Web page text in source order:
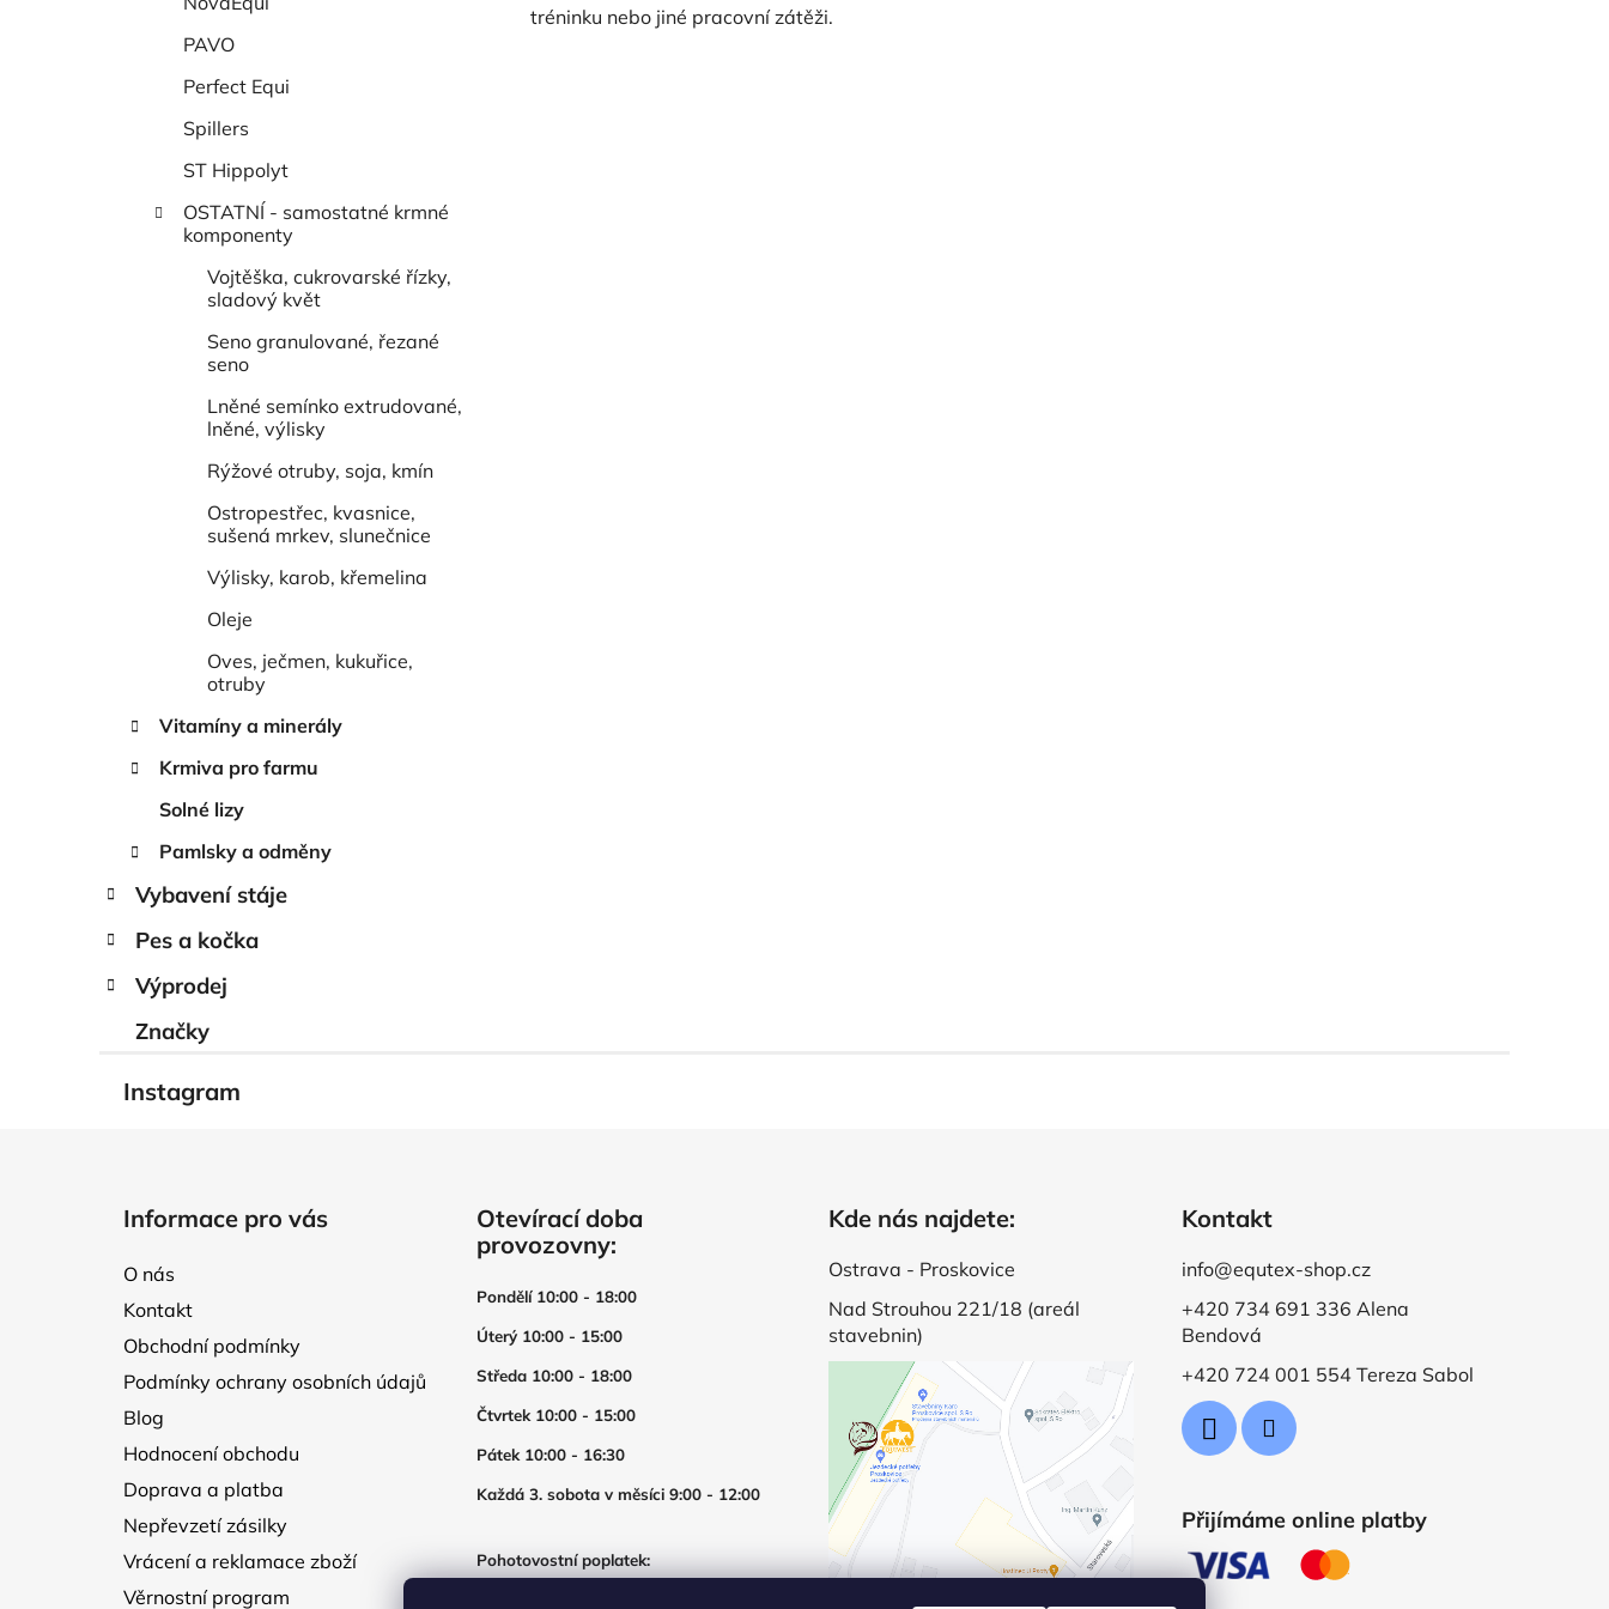
PAVO
Perfect Equi
Spillers
ST Hippolyt
OSTATNÍ - samostatné krmné
komponenty
Vojtěška, cukrovarské řízky,
sladový květ
Seno granulované, řezané
seno
Lněné semínko extrudované,
lněné, výlisky
Rýžové otruby, soja, kmín
Ostropestřec, kvasnice,
sušená mrkev, slunečnice
Výlisky, karob, křemelina
Oleje
Oves, ječmen, kukuřice,
otruby
Vitamíny a minerály
Krmiva pro farmu
Solné lizy
Pamlsky a odměny
Vybavení stáje
Pes a kočka
Výprodej
Značky
tréninku nebo jiné pracovní zátěži.
Instagram
Informace pro vás
O nás
Kontakt
Obchodní podmínky
Podmínky ochrany osobních údajů
Blog
Hodnocení obchodu
Doprava a platba
Nepřevzetí zásilky
Vrácení a reklamace zboží
Věrnostní program
Otevírací doba
provozovny:
Pondělí 10:00 - 18:00
Úterý 10:00 - 15:00
Středa 10:00 - 18:00
Čtvrtek 10:00 - 15:00
Pátek 10:00 - 16:30
Každá 3. sobota v měsíci 9:00 - 12:00
Pohotovostní poplatek:
Kde nás najdete:
Ostrava - Proskovice
Nad Strouhou 221/18 (areál
stavebnin)
Kontakt
info@equtex-shop.cz
+420 734 691 336 Alena
Bendová
+420 724 001 554 Tereza Sabol
Přijímáme online platby